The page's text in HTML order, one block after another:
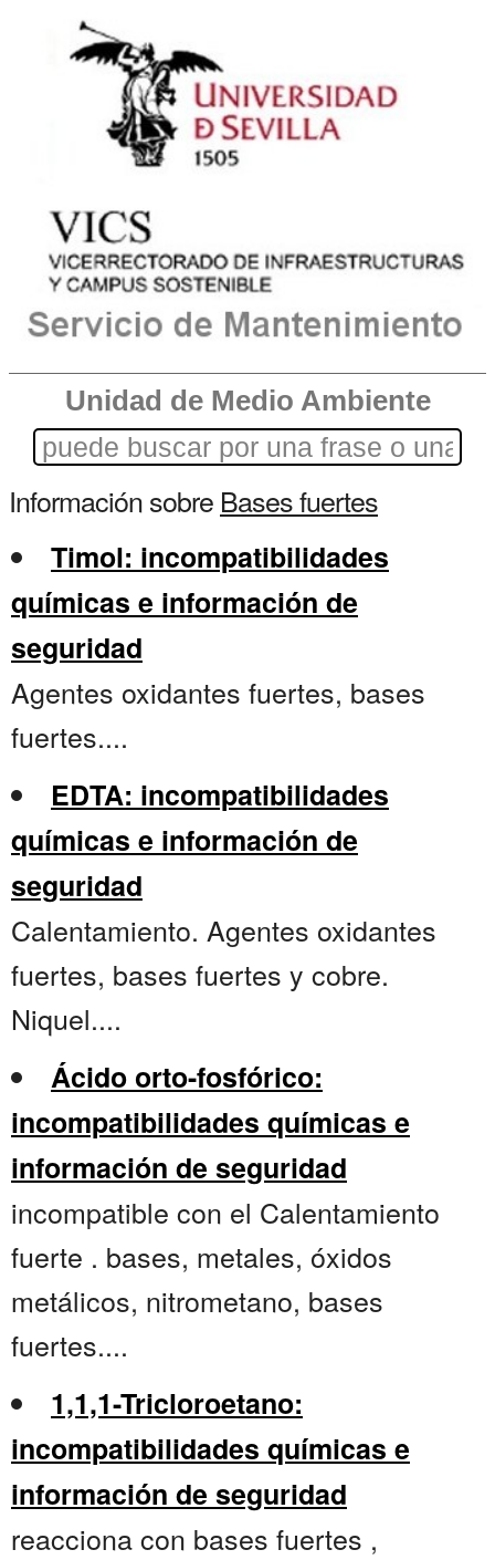
Unidad de Medio Ambiente
Información sobre Bases fuertes
Timol: incompatibilidades
químicas e información de
seguridad
Agentes oxidantes fuertes, bases
fuertes....
EDTA: incompatibilidades
químicas e información de
seguridad
Calentamiento. Agentes oxidantes
fuertes, bases fuertes y cobre.
Niquel....
Ácido orto-fosfórico:
incompatibilidades químicas e
información de seguridad
incompatible con el Calentamiento
fuerte . bases, metales, óxidos
metálicos, nitrometano, bases
fuertes....
1,1,1-Tricloroetano:
incompatibilidades químicas e
información de seguridad
reacciona con bases fuertes ,